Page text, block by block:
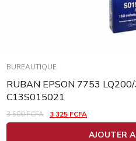
BUREAUTIQUE
RUBAN EPSON 7753
C13S015021
3 500FCFA 3 325 FCFA
AJOUTER